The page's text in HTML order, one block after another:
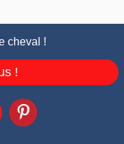
cheval !
!